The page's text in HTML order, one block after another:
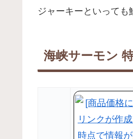
ジャーキーといっても
海峡サーモン